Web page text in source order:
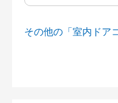
その他の「室内ドア